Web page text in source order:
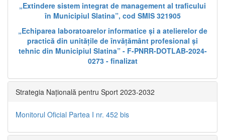
„Extindere sistem integrat de management al traficului
în Municipiul Slatina”, cod SMIS 321905
„Echiparea laboratoarelor informatice și a atelierelor de
practică din unitățile de învățământ profesional și
tehnic din Municipiul Slatina” - F-PNRR-DOTLAB-2024-
0273 - finalizat
Strategia Națională pentru Sport 2023-2032
Monitorul Oficial Partea I nr. 452 bis